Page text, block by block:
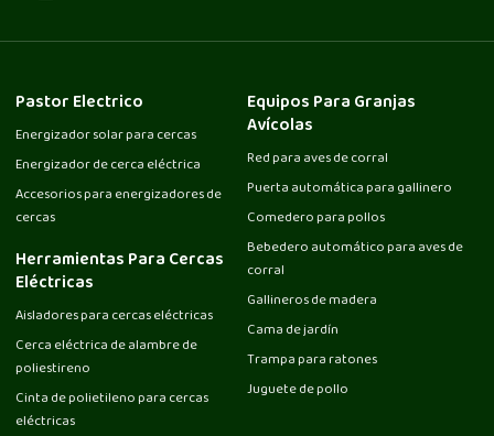
Pastor Electrico
Energizador solar para cercas
Energizador de cerca eléctrica
Accesorios para energizadores de
cercas
Herramientas Para Cercas
Eléctricas
Aisladores para cercas eléctricas
Cerca eléctrica de alambre de
poliestireno
Cinta de polietileno para cercas
eléctricas
Equipos Para Granjas
Avícolas
Red para aves de corral
Puerta automática para gallinero
Comedero para pollos
Bebedero automático para aves de
corral
Gallineros de madera
Cama de jardín
Trampa para ratones
Juguete de pollo